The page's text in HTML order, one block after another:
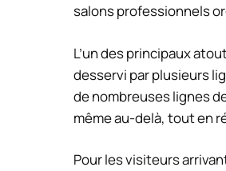
salons professionnels
L’un des principaux
desservi par plusieurs
de nombreuses lignes
même au-delà, tout en
Pour les visiteurs